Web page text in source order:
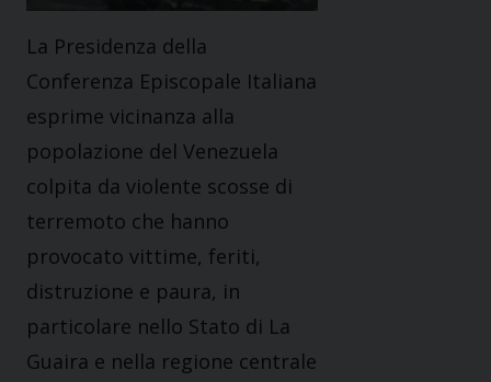
La Presidenza della
Conferenza Episcopale Italiana
esprime vicinanza alla
popolazione del Venezuela
colpita da violente scosse di
terremoto che hanno
provocato vittime, feriti,
distruzione e paura, in
particolare nello Stato di La
Guaira e nella regione centrale